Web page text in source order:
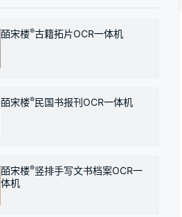
皕宋楼®古籍拓片OCR一体机
皕宋楼®民国书报刊OCR一体机
皕宋楼®竖排手写文书档案OCR一
体机